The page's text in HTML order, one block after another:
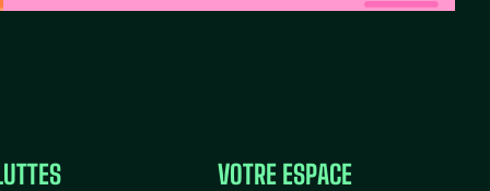
VOTRE ESPACE